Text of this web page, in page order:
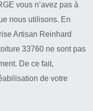
vous n’avez pas à
nous utilisons. En
Artisan Reinhard
33760 ne sont pas
De ce fait,
de votre